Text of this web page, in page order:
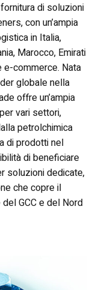
di soluzioni
con un’ampia
in Italia,
Marocco, Emirati
e-commerce. Nata
globale nella
offre un’ampia
vari settori,
petrolchimica
di prodotti nel
di beneficiare
soluzioni dedicate,
che copre il
GCC e del Nord